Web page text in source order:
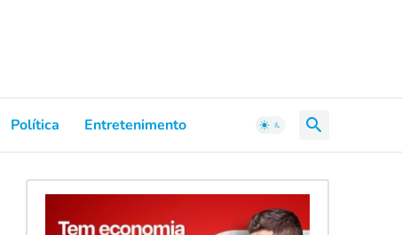
Política Entretenimento